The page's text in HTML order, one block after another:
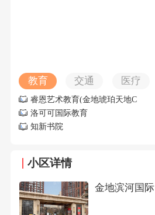
教育 交通 医疗
睿恩艺术教育(金地琥珀天地C
区店)
洛可可国际教育
知新书院
小区详情
金地滨河国际